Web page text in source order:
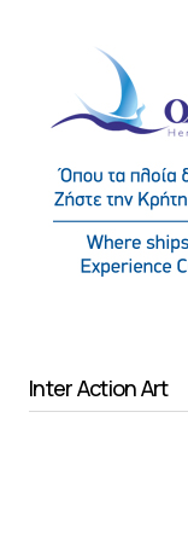
Inter Action Art